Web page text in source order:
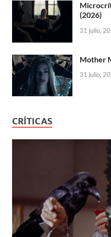
(2026)
31 julio,
Mother
31 julio,
CRÍTICAS